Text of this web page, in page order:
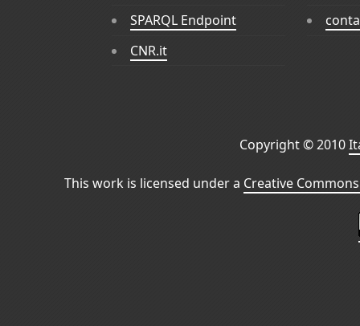
SPARQL Endpoint
CNR.it
Copyright © 2010
This work is licensed under a Creative